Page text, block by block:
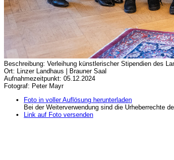
Beschreibung: Verleihung künstlerischer Stipendien des
Ort: Linzer Landhaus | Brauner Saal
Aufnahmezeitpunkt: 05.12.2024
Fotograf: Peter Mayr
Foto in voller Auflösung herunterladen
Bei der Weiterverwendung sind die Urheberrechte
Link auf Foto versenden